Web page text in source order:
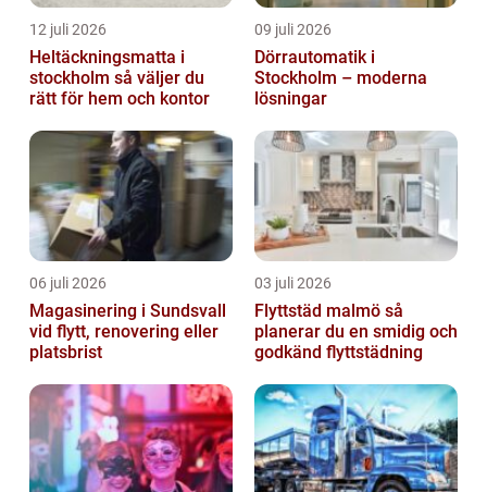
12 juli 2026
Heltäckningsmatta i
stockholm så väljer du
rätt för hem och kontor
09 juli 2026
Dörrautomatik i
Stockholm – moderna
lösningar
06 juli 2026
Magasinering i Sundsvall
vid flytt, renovering eller
platsbrist
03 juli 2026
Flyttstäd malmö så
planerar du en smidig och
godkänd flyttstädning